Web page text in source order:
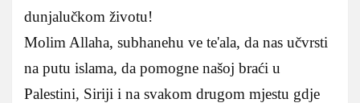
dunjalučkom životu!
Molim Allaha, subhanehu ve te'ala, da nas učvrsti
na putu islama, da pomogne našoj braći u
Palestini, Siriji i na svakom drugom mjestu gdje